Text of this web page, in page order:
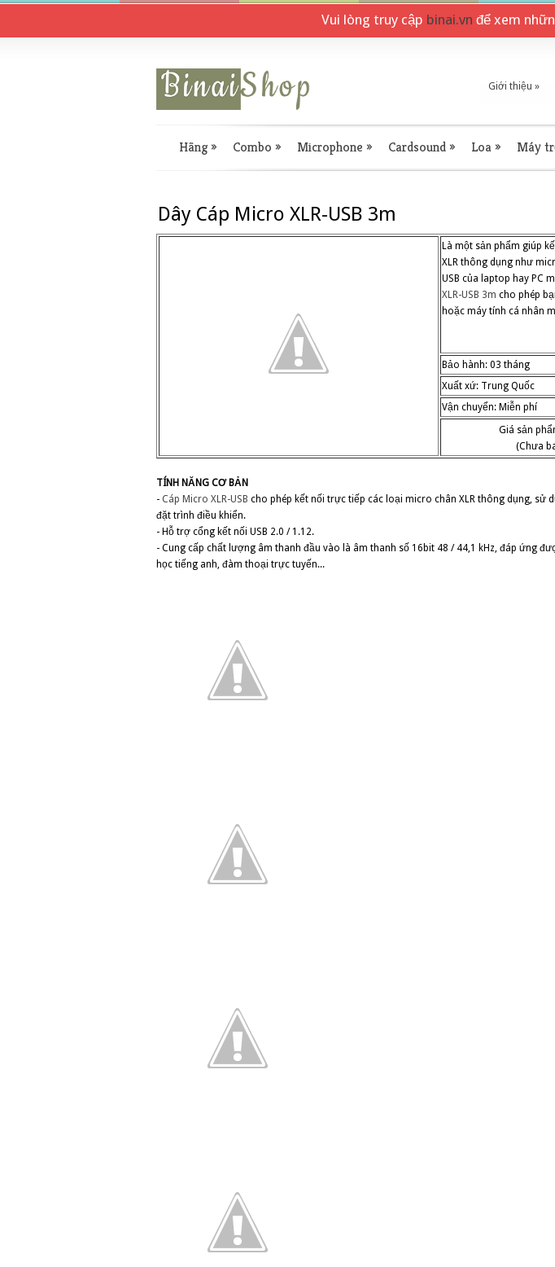
Vui lòng truy cập binai.vn để xem
Giới thiệu »
Hãng» Combo » Microphone » Cardsound» Loa» Máy
Dây Cáp Micro XLR-USB 3m
Là một sản phẩm giúp
XLR thông dụng như
USB của laptop hay PC
XLR-USB 3m cho phép
hoặc máy tính cá nhân
Bảo hành: 03 tháng
Xuất xứ: Trung Quốc
Vận chuyển: Miễn phí
Giá sản
(Chưa
TÍNH NĂNG CƠ BẢN
- Cáp Micro XLR-USB cho phép kết nối trực tiếp các loại micro chân XLR thông dụng, sử
đặt trình điều khiển.
- Hỗ trợ cổng kết nối USB 2.0 / 1.12.
- Cung cấp chất lượng âm thanh đầu vào là âm thanh số 16bit 48 / 44,1 kHz, đáp ứng
học tiếng anh, đàm thoại trực tuyến...